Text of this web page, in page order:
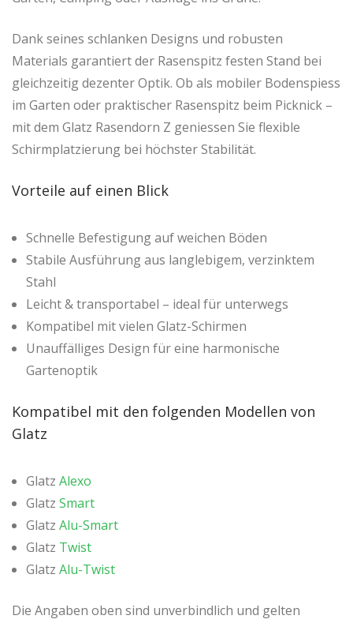
Dank seines schlanken Designs und robusten
Materials garantiert der Rasenspitz festen Stand bei
gleichzeitig dezenter Optik. Ob als mobiler Bodenspiess
im Garten oder praktischer Rasenspitz beim Picknick –
mit dem Glatz Rasendorn Z geniessen Sie flexible
Schirmplatzierung bei höchster Stabilität.
Vorteile auf einen Blick
Schnelle Befestigung auf weichen Böden
Stabile Ausführung aus langlebigem, verzinktem
Stahl
Leicht & transportabel – ideal für unterwegs
Kompatibel mit vielen Glatz-Schirmen
Unauffälliges Design für eine harmonische
Gartenoptik
Kompatibel mit den folgenden Modellen von
Glatz
Glatz Alexo
Glatz Smart
Glatz Alu-Smart
Glatz Twist
Glatz Alu-Twist
Die Angaben oben sind unverbindlich und gelten